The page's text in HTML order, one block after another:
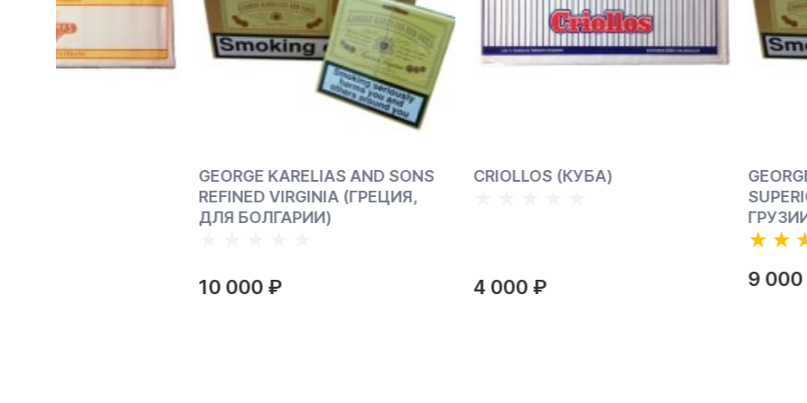
GEORGE KARELIAS AND SONS
REFINED VIRGINIA (ГРЕЦИЯ,
CRIOLLOS (КУБА)
GEORGE KARELIAS AND
SUPERIOR VIRGINIA